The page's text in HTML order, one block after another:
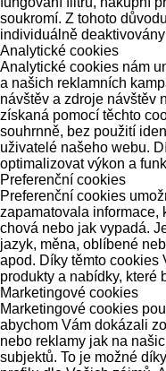
soukromí. Z tohoto
individuálně
Analytické cookies
Analytické cookies nám
a našich reklamních
návštěv a zdroje návštěv
získaná pomocí těchto
souhrnně, bez použití
uživatelé našeho webu.
optimalizovat výkon a
Preferenční cookies
Preferenční cookies
zapamatovala informace,
chová nebo jak vypadá.
jazyk, měna, oblíbené
apod. Díky těmto cookies
produkty a nabídky, které
Marketingové cookies
Marketingové cookies
abychom Vám dokázali
nebo reklamy jak na
subjektů. To je možné